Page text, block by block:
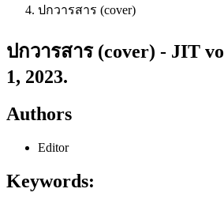
ปกวารสาร (cover)
ปกวารสาร (cover) - JIT
1, 2023.
Authors
Editor
Keywords: